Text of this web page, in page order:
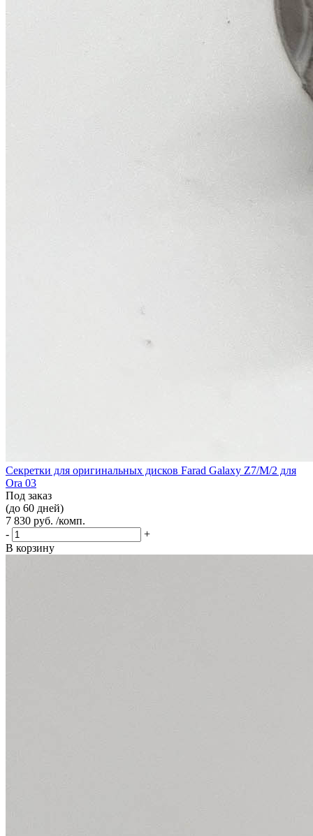
Секретки для оригинальных дисков Farad Galaxy Z7/M/2 для
Ora 03
Под заказ
(до 60 дней)
7 830 руб. /комп.
-
+
В корзину